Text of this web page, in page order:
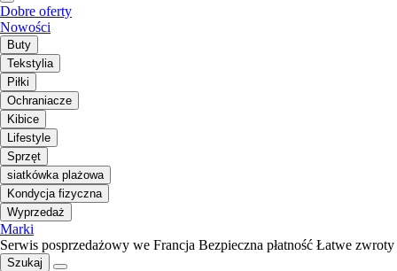
Dobre oferty
Nowości
Buty
Tekstylia
Piłki
Ochraniacze
Kibice
Lifestyle
Sprzęt
siatkówka plażowa
Kondycja fizyczna
Wyprzedaż
Marki
Serwis posprzedażowy we Francja Bezpieczna płatność Łatwe zwroty
Szukaj